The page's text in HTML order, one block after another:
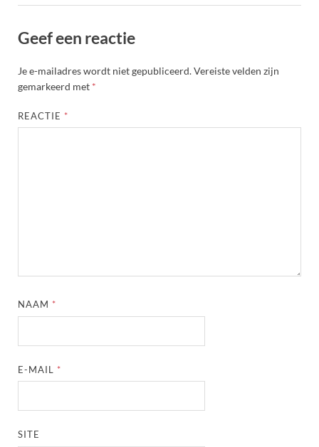
Geef een reactie
Je e-mailadres wordt niet gepubliceerd.Vereiste velden zijn
gemarkeerd met *
REACTIE *
NAAM *
E-MAIL *
SITE